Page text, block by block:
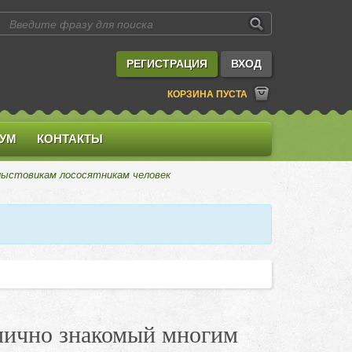
РЕГИСТРАЦИЯ ВХОД
КОРЗИНА ПУСТА
КОНТАКТЫ
лососятникам человек
знакомый многим